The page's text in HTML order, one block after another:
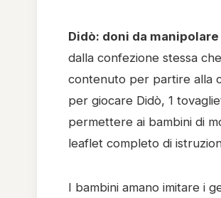
Didò: doni da
dalla confezione stessa
contenuto per partire alla
per giocare Didò, 1
permettere ai bambini di
leaflet completo di
I bambini amano imitare i